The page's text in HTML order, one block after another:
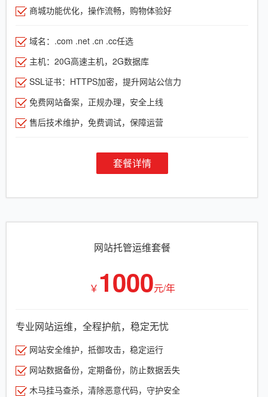
商城功能优化，操作流畅，购物体验好
域名：.com .net .cn .cc任选
主机：20G高速主机，2G数据库
SSL证书：HTTPS加密，提升网站公信力
免费网站备案，正规办理，安全上线
售后技术维护，免费调试，保障运营
套餐详情
网站托管运维套餐
￥ 1000元/年
专业网站运维，全程护航，稳定无忧
网站安全维护，抵御攻击，稳定运行
网站数据备份，定期备份，防止数据丢失
木马挂马查杀，清除恶意代码，守护安全